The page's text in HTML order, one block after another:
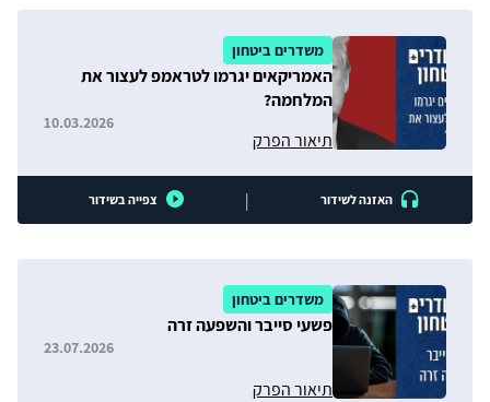
משדרים ביטחון
האמריקאים יגרמו לטראמפ לעצור את
המלחמה?
תיאור הפרק
10.03.2026
האזנה לשידור | צפייה בשידור
משדרים ביטחון
פשעי סייבר והשפעה זרה
תיאור הפרק
23.07.2026